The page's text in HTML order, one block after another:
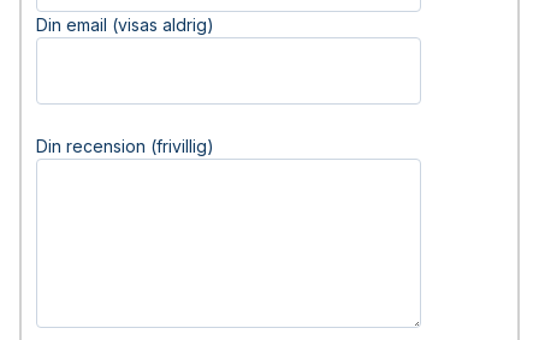
Din email (visas aldrig)
Din recension (frivillig)